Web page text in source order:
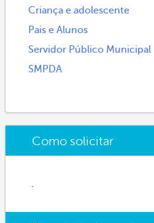
Criança e adolescente
Pais e Alunos
Servidor Público Municipal
SMPDA
Como solicitar